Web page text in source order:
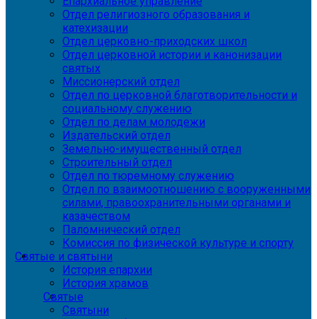
Отдел религиозного образования и
катехизации
Отдел церковно-приходских школ
Отдел церковной истории и канонизации
святых
Миссионерский отдел
Отдел по церковной благотворительности и
социальному служению
Отдел по делам молодежи
Издательский отдел
Земельно-имущественный отдел
Строительный отдел
Отдел по тюремному служению
Отдел по взаимоотношению с вооруженными
силами, правоохранительными органами и
казачеством
Паломнический отдел
Комиссия по физической культуре и спорту
Святые и святыни
История епархии
История храмов
Святые
Святыни